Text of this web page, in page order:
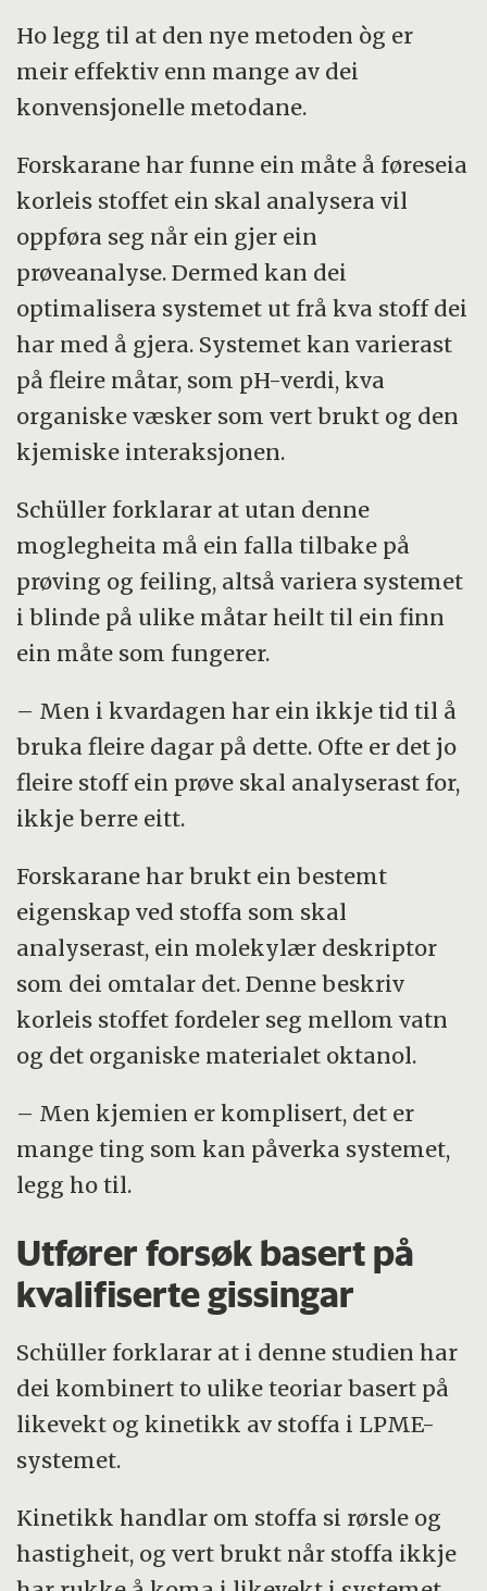
Ho legg til at den nye metoden òg er
meir effektiv enn mange av dei
konvensjonelle metodane.
Forskarane har funne ein måte å føreseia
korleis stoffet ein skal analysera vil
oppføra seg når ein gjer ein
prøveanalyse. Dermed kan dei
optimalisera systemet ut frå kva stoff dei
har med å gjera. Systemet kan varierast
på fleire måtar, som pH-verdi, kva
organiske væsker som vert brukt og den
kjemiske interaksjonen.
Schüller forklarar at utan denne
moglegheita må ein falla tilbake på
prøving og feiling, altså variera systemet
i blinde på ulike måtar heilt til ein finn
ein måte som fungerer.
– Men i kvardagen har ein ikkje tid til å
bruka fleire dagar på dette. Ofte er det jo
fleire stoff ein prøve skal analyserast for,
ikkje berre eitt.
Forskarane har brukt ein bestemt
eigenskap ved stoffa som skal
analyserast, ein molekylær deskriptor
som dei omtalar det. Denne beskriv
korleis stoffet fordeler seg mellom vatn
og det organiske materialet oktanol.
– Men kjemien er komplisert, det er
mange ting som kan påverka systemet,
legg ho til.
Utfører forsøk basert på
kvalifiserte gissingar
Schüller forklarar at i denne studien har
dei kombinert to ulike teoriar basert på
likevekt og kinetikk av stoffa i LPME-
systemet.
Kinetikk handlar om stoffa si rørsle og
hastigheit, og vert brukt når stoffa ikkje